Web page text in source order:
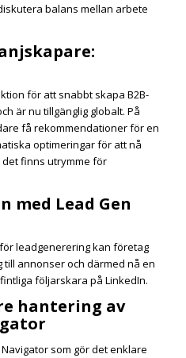
balans mellan arbete
för att snabbt skapa B2B-
är nu tillgänglig globalt. På
få rekommendationer för en
optimeringar för att nå
finns utrymme för
med Lead Gen
leadgenerering kan företag
annonser och därmed nå en
följarskara på LinkedIn.
hantering av
som gör det enklare